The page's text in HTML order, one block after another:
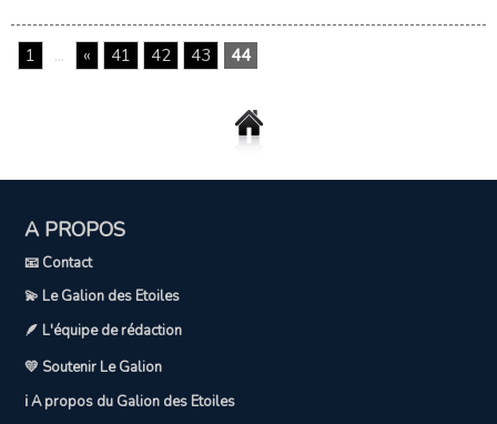
1 ... « 41 42 43 44
A PROPOS
📧 Contact
💫 Le Galion des Etoiles
🪶 L'équipe de rédaction
💛 Soutenir Le Galion
ℹ️ A propos du Galion des Etoiles